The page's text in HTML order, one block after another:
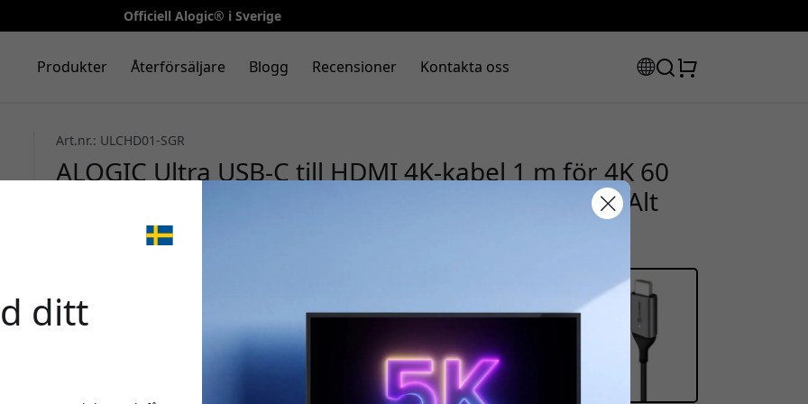
Officiell Alogic® i Sverige
Produkter Återförsäljare Blogg Recensioner Kontakta oss
Art.nr.: ULCHD01-SGR
ALOGIC Ultra USB-C till HDMI 4K-kabel 1 m för 4K 60
Hz till skärm, TV eller projektor med DisplayPort Alt
Mode - Rymdgrå
ditt
Använd denna kod i kassan för att få 8% rabatt.